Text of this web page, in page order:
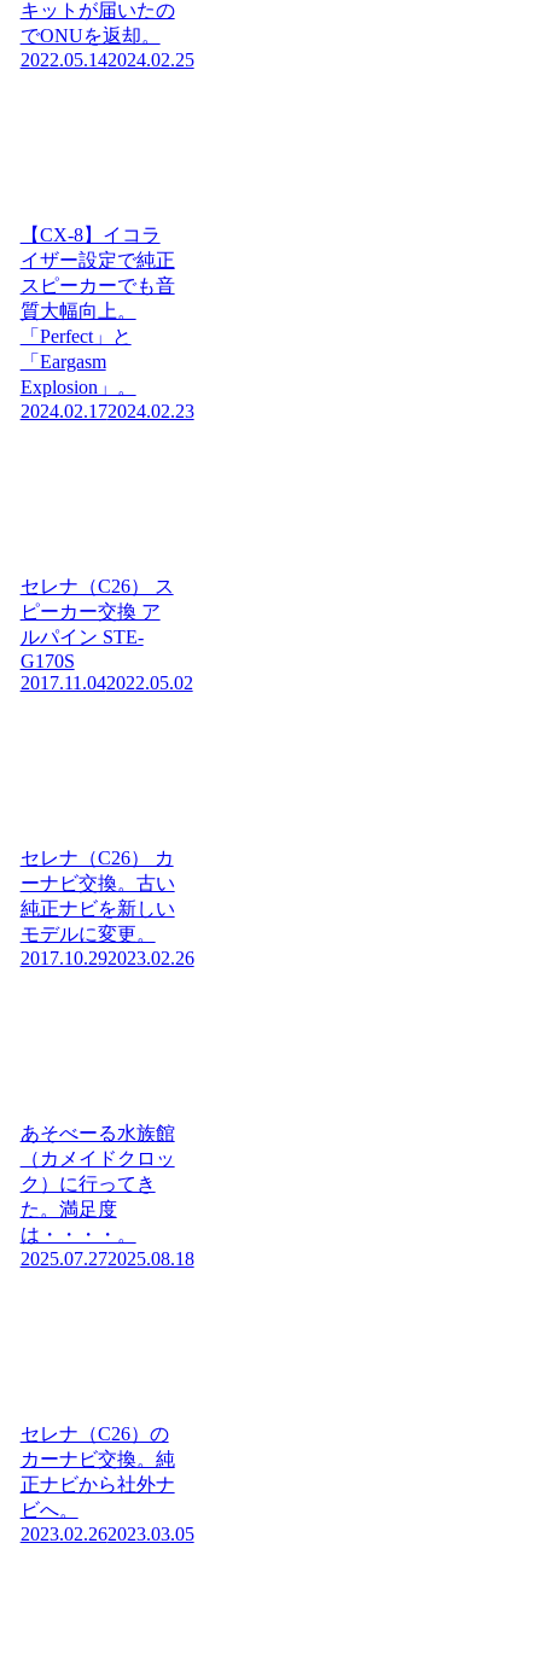
キットが届いたの
でONUを返却。
2022.05.142024.02.25
【CX-8】イコラ
イザー設定で純正
スピーカーでも音
質大幅向上。
「Perfect」と
「Eargasm
Explosion」。
2024.02.172024.02.23
セレナ（C26） ス
ピーカー交換 ア
ルパイン STE-
G170S
2017.11.042022.05.02
セレナ（C26） カ
ーナビ交換。古い
純正ナビを新しい
モデルに変更。
2017.10.292023.02.26
あそべーる水族館
（カメイドクロッ
ク）に行ってき
た。満足度
は・・・・。
2025.07.272025.08.18
セレナ（C26）の
カーナビ交換。純
正ナビから社外ナ
ビへ。
2023.02.262023.03.05